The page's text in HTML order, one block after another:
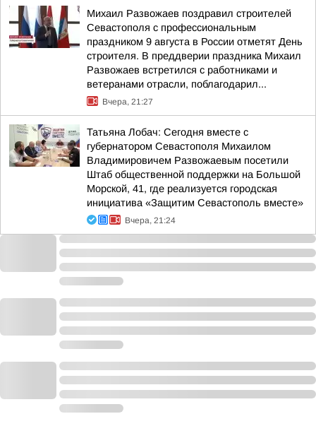
Михаил Развожаев поздравил строителей
Севастополя с профессиональным
праздником 9 августа в России отметят День
строителя. В преддверии праздника Михаил
Развожаев встретился с работниками и
ветеранами отрасли, поблагодарил...
Вчера, 21:27
Татьяна Лобач: Сегодня вместе с
губернатором Севастополя Михаилом
Владимировичем Развожаевым посетили
Штаб общественной поддержки на Большой
Морской, 41, где реализуется городская
инициатива «Защитим Севастополь вместе»
Вчера, 21:24